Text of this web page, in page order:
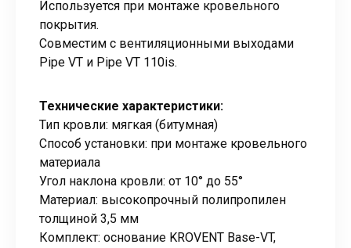
Используется при монтаже кровельного
покрытия.
Совместим с вентиляционными выходами
Pipe VT и Pipe VT 110is.
Технические характеристики:
Тип кровли: мягкая (битумная)
Способ установки: при монтаже кровельного
материала
Угол наклона кровли: от 10° до 55°
Материал: высокопрочный полипропилен
толщиной 3,5 мм
Комплект: основание KROVENT Base-VT,